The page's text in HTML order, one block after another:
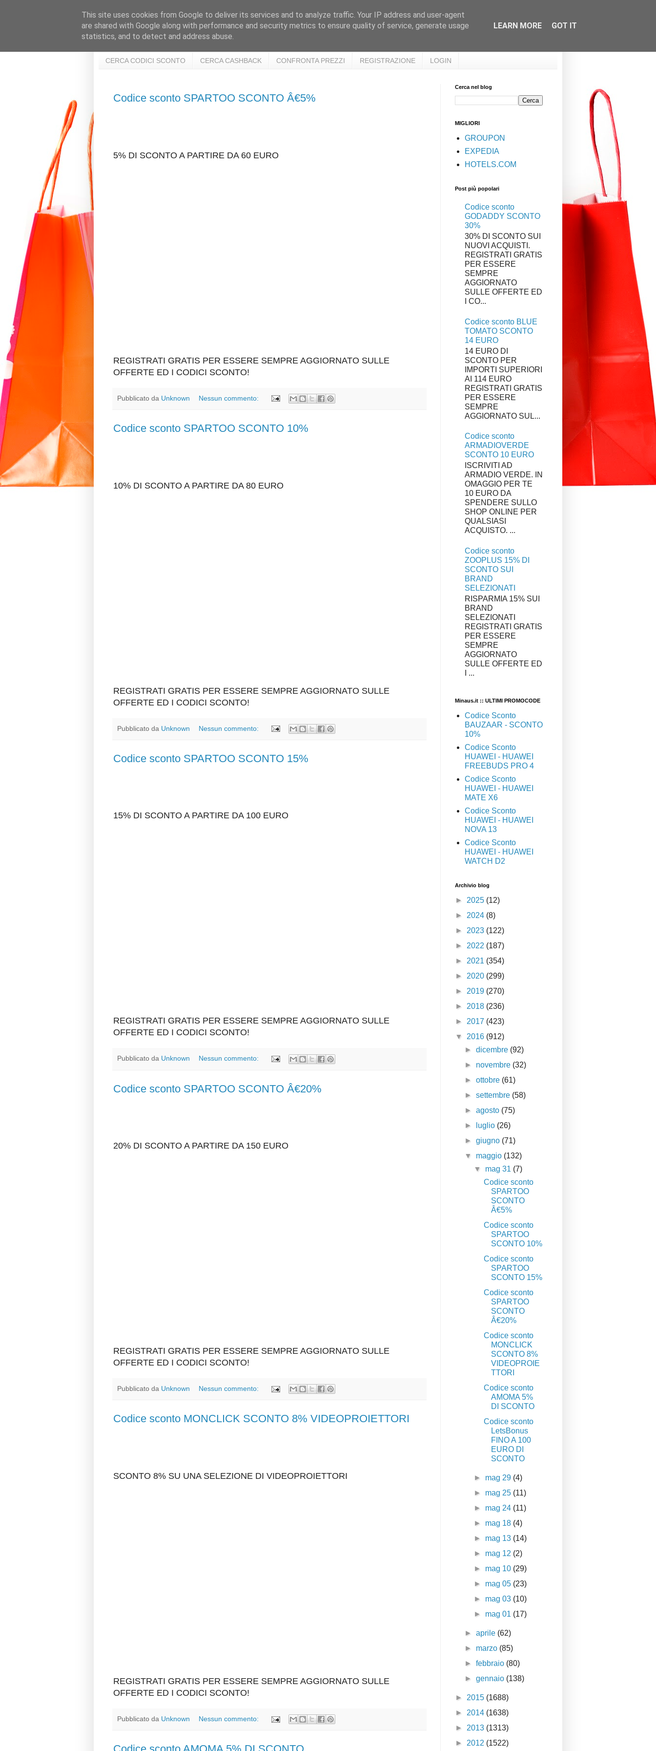
CERCA CODICI SCONTO CERCA CASHBACK CONFRONTA PREZZI REGISTRAZIONE LOGIN
Codice sconto SPARTOO SCONTO Â€5%
5% DI SCONTO A PARTIRE DA 60 EURO
REGISTRATI GRATIS PER ESSERE SEMPRE AGGIORNATO SULLE
OFFERTE ED I CODICI SCONTO!
Pubblicato da Unknown Nessun commento:
Codice sconto SPARTOO SCONTO 10%
10% DI SCONTO A PARTIRE DA 80 EURO
REGISTRATI GRATIS PER ESSERE SEMPRE AGGIORNATO SULLE
OFFERTE ED I CODICI SCONTO!
Pubblicato da Unknown Nessun commento:
Codice sconto SPARTOO SCONTO 15%
15% DI SCONTO A PARTIRE DA 100 EURO
REGISTRATI GRATIS PER ESSERE SEMPRE AGGIORNATO SULLE
OFFERTE ED I CODICI SCONTO!
Pubblicato da Unknown Nessun commento:
Codice sconto SPARTOO SCONTO Â€20%
20% DI SCONTO A PARTIRE DA 150 EURO
REGISTRATI GRATIS PER ESSERE SEMPRE AGGIORNATO SULLE
OFFERTE ED I CODICI SCONTO!
Pubblicato da Unknown Nessun commento:
Codice sconto MONCLICK SCONTO 8% VIDEOPROIETTORI
SCONTO 8% SU UNA SELEZIONE DI VIDEOPROIETTORI
REGISTRATI GRATIS PER ESSERE SEMPRE AGGIORNATO SULLE
OFFERTE ED I CODICI SCONTO!
Pubblicato da Unknown Nessun commento:
Cerca nel blog
MIGLIORI
GROUPON
EXPEDIA
HOTELS.COM
Post più popolari
Codice sconto
GODADDY SCONTO
30%
30% DI SCONTO SUI
NUOVI ACQUISTI.
REGISTRATI GRATIS
PER ESSERE
SEMPRE
AGGIORNATO
SULLE OFFERTE ED
I CO...
Codice sconto BLUE
TOMATO SCONTO
14 EURO
14 EURO DI
SCONTO PER
IMPORTI SUPERIORI
AI 114 EURO
REGISTRATI GRATIS
PER ESSERE
SEMPRE
AGGIORNATO SUL...
Codice sconto
ARMADIOVERDE
SCONTO 10 EURO
ISCRIVITI AD
ARMADIO VERDE. IN
OMAGGIO PER TE
10 EURO DA
SPENDERE SULLO
SHOP ONLINE PER
QUALSIASI
ACQUISTO. ...
Codice sconto
ZOOPLUS 15% DI
SCONTO SUI
BRAND
SELEZIONATI
RISPARMIA 15% SUI
BRAND
SELEZIONATI
REGISTRATI GRATIS
PER ESSERE
SEMPRE
AGGIORNATO
SULLE OFFERTE ED
I ...
Minaus.it :: ULTIMI PROMOCODE
Codice Sconto
BAUZAAR - SCONTO
10%
Codice Sconto
HUAWEI - HUAWEI
FREEBUDS PRO 4
Codice Sconto
HUAWEI - HUAWEI
MATE X6
Codice Sconto
HUAWEI - HUAWEI
NOVA 13
Codice Sconto
HUAWEI - HUAWEI
WATCH D2
Archivio blog
► 2025 (12)
► 2024 (8)
► 2023 (122)
► 2022 (187)
► 2021 (354)
► 2020 (299)
► 2019 (270)
► 2018 (236)
► 2017 (423)
▼ 2016 (912)
►dicembre (92)
► novembre (32)
►ottobre (61)
►settembre (58)
►agosto (75)
►
luglio (26)
►giugno (71)
▼ maggio (132)
▼ mag 31 (7)
Codice sconto
SPARTOO
SCONTO
Â€5%
Codice sconto
SPARTOO
SCONTO 10%
Codice sconto
SPARTOO
SCONTO 15%
Codice sconto
SPARTOO
SCONTO
Â€20%
Codice sconto
MONCLICK
SCONTO 8%
VIDEOPROIE
TTORI
Codice sconto
AMOMA 5%
DI SCONTO
Codice sconto
LetsBonus
FINO A 100
EURO DI
SCONTO
► mag 29 (4)
► mag 25 (11)
► mag 24 (11)
► mag 18 (4)
► mag 13 (14)
► mag 12 (2)
► mag 10 (29)
► mag 05 (23)
► mag 03 (10)
► mag 01 (17)
►aprile (62)
► marzo (85)
►febbraio (80)
►gennaio (138)
► 2015 (1688)
► 2014 (1638)
► 2013 (1313)
► 2012 (1522)
This site uses cookies from Google to deliver its services and to analyze traffic. Your IP address and user-agent
are shared with Google along with performance and security metrics to ensure quality of service, generate usage
statistics, and to detect and address abuse.
LEARN MORE GOT IT